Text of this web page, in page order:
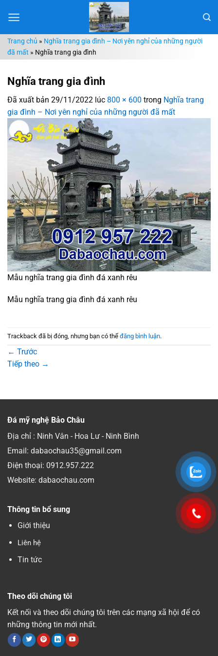
đến
dungTrang chủ » Nghĩa trang gia đình – Nơi yên nghỉ của những người
đã mất » Nghĩa trang gia đình
Nghĩa trang gia đình
Đã xuất bản 29/11/2022 lúc 800 × 600 trong Nghĩa trang
gia đình – Nơi yên nghỉ của những người đã mất
Mẫu nghĩa trang gia đình đá xanh rêu
Mẫu nghĩa trang gia đình đá xanh rêu
Trackback đã bị đóng, nhưng bạn có thể đăng bình luận.
← Trước
Tiếp theo →
Đá mỹ nghệ Bảo Châu
Địa chỉ : Ninh Vân - Hoa Lư - Ninh Bình
Email: dabaochau35@gmail.com
Điện thoại: 0912.957.222
Website: dabaochau.com
Thông tin bổ sung
Giới thiệu
Liên hệ
Tin tức
Theo dõi chúng tôi
Kết nối và theo dõi chúng tôi trên các mạng xã hội để có
những thông tin mới nhất.